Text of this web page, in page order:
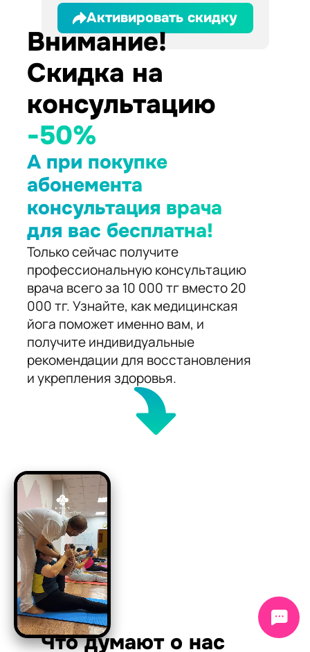
Активировать скидку
Внимание!
Скидка на
консультацию
-50%
А при покупке
абонемента
консультация врача
для вас бесплатна!
Только сейчас получите
профессиональную консультацию
врача всего за 10 000 тг вместо 20
000 тг. Узнайте, как медицинская
йога поможет именно вам, и
получите индивидуальные
рекомендации для восстановления
и укрепления здоровья.
Что думают о нас